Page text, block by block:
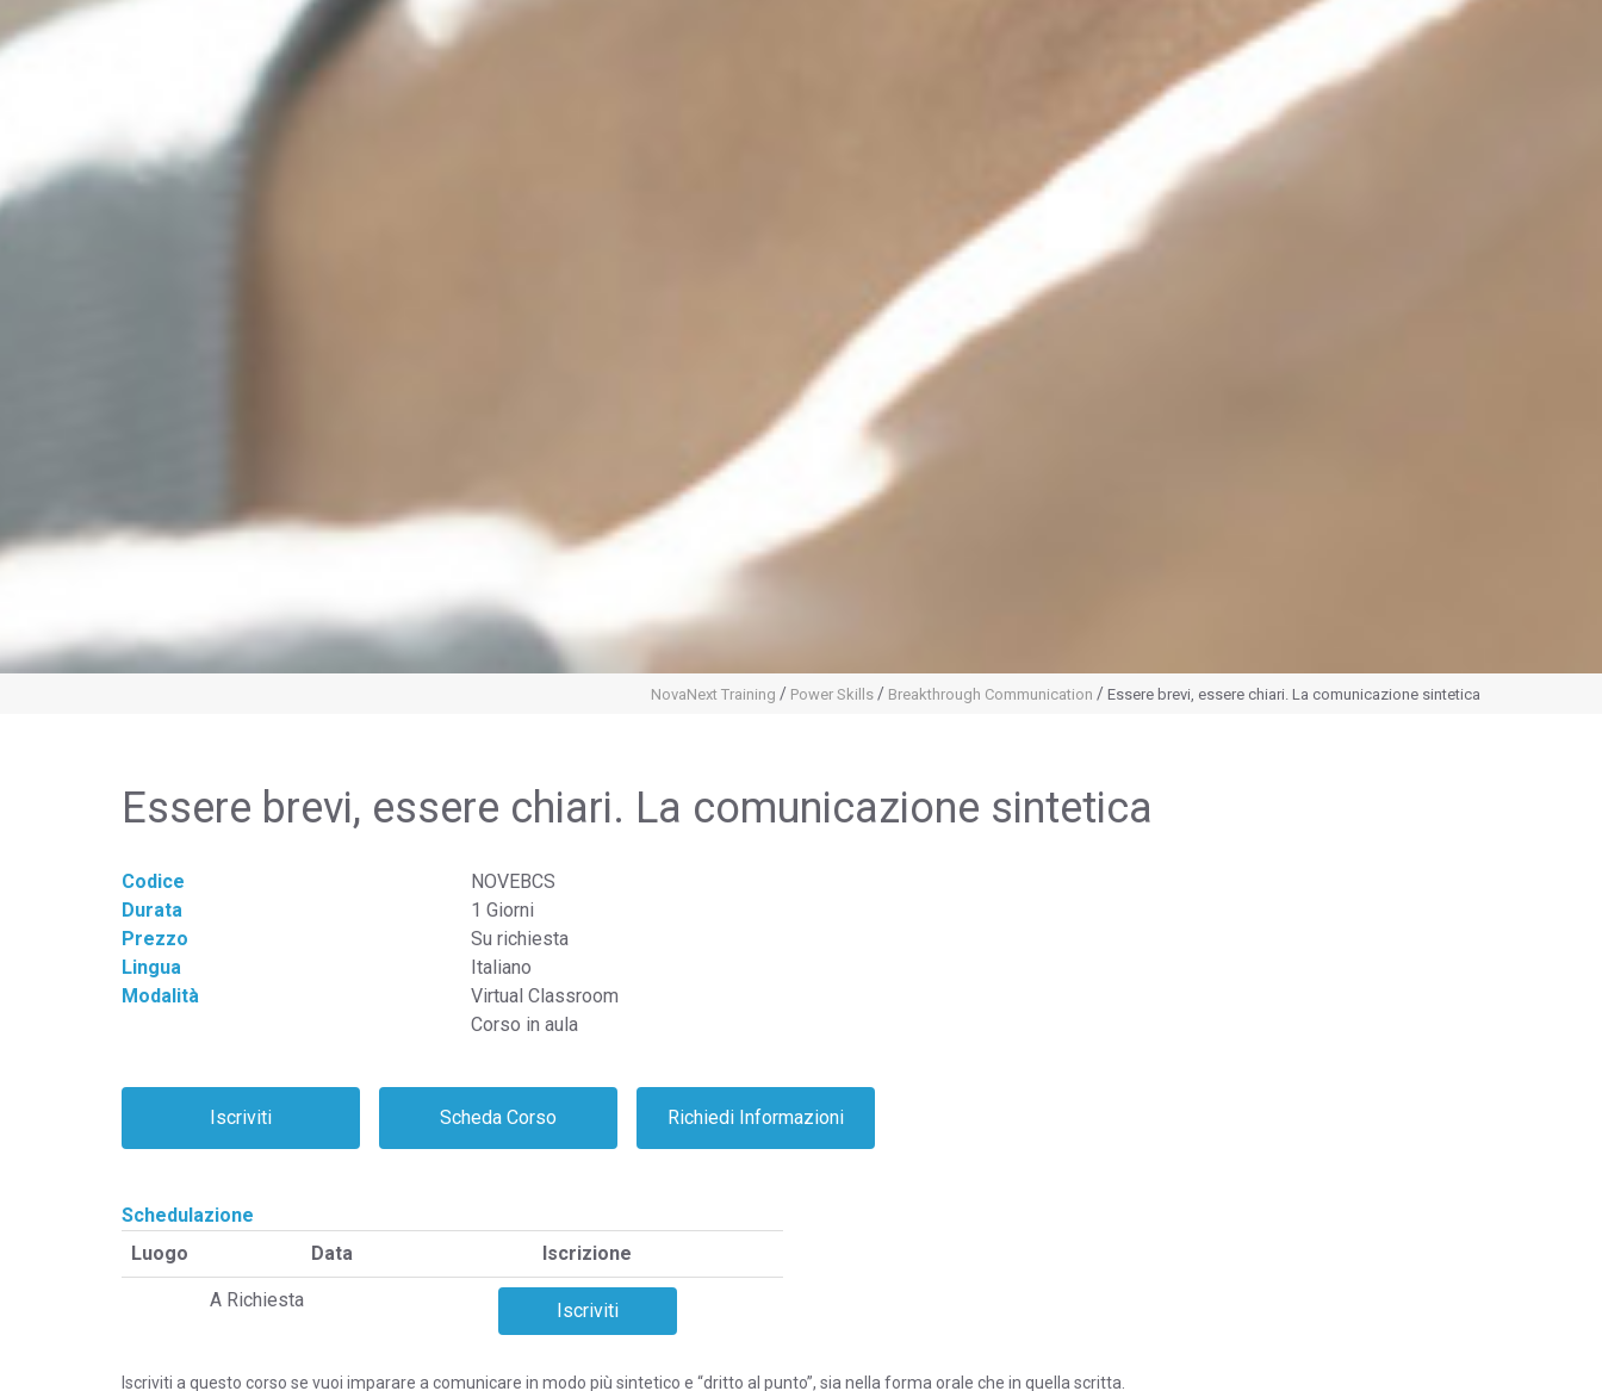
NovaNext Training / Power Skills / Breakthrough Communication / Essere brevi, essere chiari. La comunicazione sintetica
Essere brevi, essere chiari. La comunicazione sintetica
Codice
NOVEBCS
Durata
1 Giorni
Prezzo
Su richiesta
Lingua
Italiano
Modalità
Virtual Classroom
Corso in aula
Schedulazione
Luogo
Data Iscrizione
A Richiesta
Iscriviti a questo corso se vuoi imparare a comunicare in modo più sintetico e “dritto al punto”, sia nella forma orale che in quella scritta.